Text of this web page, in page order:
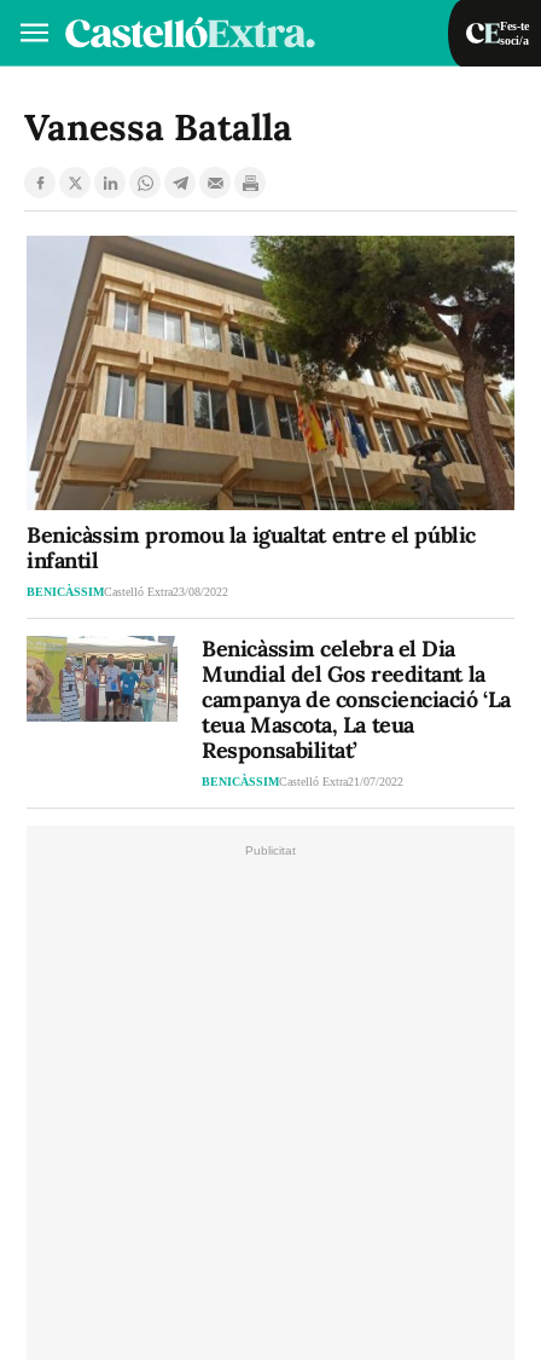
Fes-te
soci/a
VA
Vanessa Batalla
Benicàssim promou la igualtat entre el públic
infantil
BENICÀSSIMCastelló Extra23/08/2022
Benicàssim celebra el Dia
Mundial del Gos reeditant la
campanya de conscienciació ‘La
teua Mascota, La teua
Responsabilitat’
BENICÀSSIMCastelló Extra21/07/2022